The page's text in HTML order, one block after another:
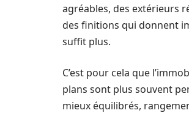
agréables, des extérieurs
des finitions qui donnent
suffit plus.
C’est pour cela que
plans sont plus souvent
mieux équilibrés,